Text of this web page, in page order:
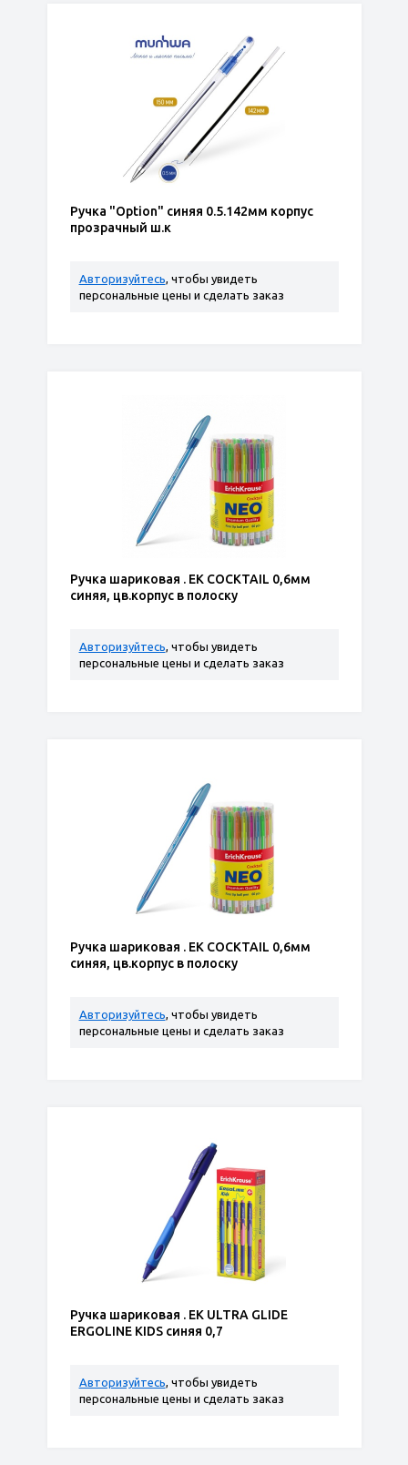
Ручка "Option" синяя 0.5.142мм корпус
прозрачный ш.к
Авторизуйтесь, чтобы увидеть
персональные цены и сделать заказ
Ручка шариковая . ЕК COCKTAIL 0,6мм
синяя, цв.корпус в полоску
Авторизуйтесь, чтобы увидеть
персональные цены и сделать заказ
Ручка шариковая . ЕК COCKTAIL 0,6мм
синяя, цв.корпус в полоску
Авторизуйтесь, чтобы увидеть
персональные цены и сделать заказ
Ручка шариковая . ЕК ULTRA GLIDE
ERGOLINE KIDS синяя 0,7
Авторизуйтесь, чтобы увидеть
персональные цены и сделать заказ